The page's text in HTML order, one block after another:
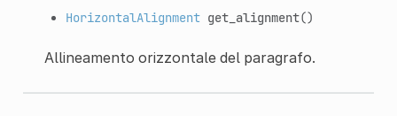
HorizontalAlignment get_alignment()
Allineamento orizzontale del paragrafo.